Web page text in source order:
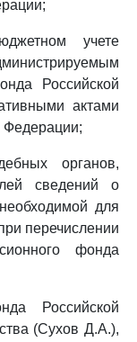
учете
Российской
актами
Федерации;
органов,
сведений о
для
перечислении
фонда
Российской
(Сухов Д.А.),